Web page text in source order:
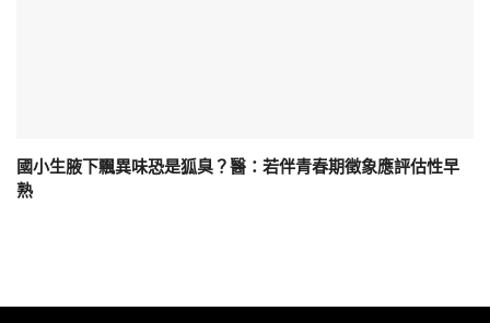
國小生腋下飄異味恐是狐臭？醫：若伴青春期徵象應評估性早
熟